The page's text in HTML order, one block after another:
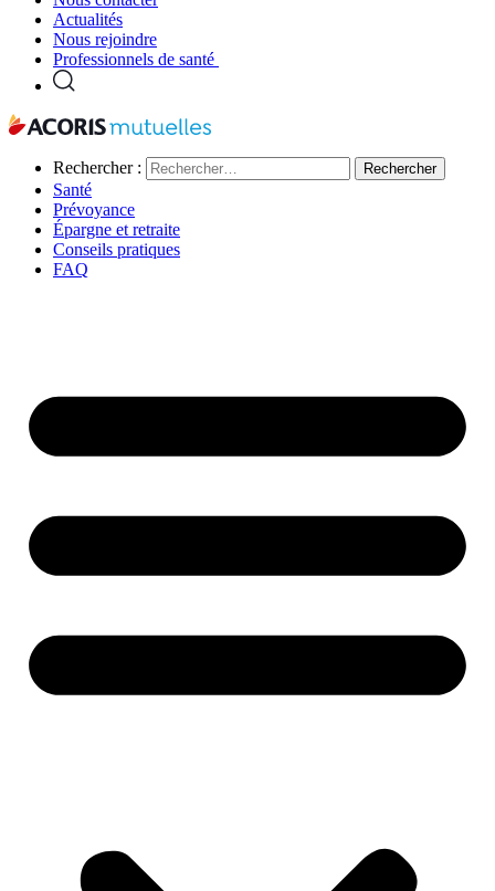
Actualités
Nous rejoindre
Professionnels de santé
Rechercher :
Santé
Prévoyance
Épargne et retraite
Conseils pratiques
FAQ